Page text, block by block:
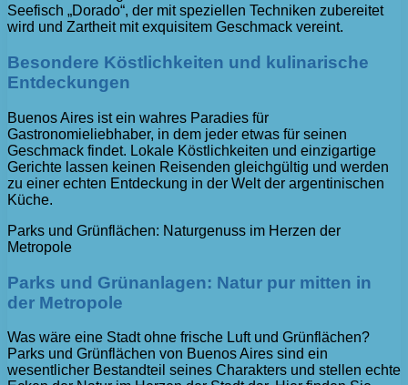
Seefisch „Dorado“, der mit speziellen Techniken zubereitet
wird und Zartheit mit exquisitem Geschmack vereint.
Besondere Köstlichkeiten und kulinarische
Entdeckungen
Buenos Aires ist ein wahres Paradies für
Gastronomieliebhaber, in dem jeder etwas für seinen
Geschmack findet. Lokale Köstlichkeiten und einzigartige
Gerichte lassen keinen Reisenden gleichgültig und werden
zu einer echten Entdeckung in der Welt der argentinischen
Küche.
Parks und Grünflächen: Naturgenuss im Herzen der
Metropole
Parks und Grünanlagen: Natur pur mitten in
der Metropole
Was wäre eine Stadt ohne frische Luft und Grünflächen?
Parks und Grünflächen von Buenos Aires sind ein
wesentlicher Bestandteil seines Charakters und stellen echte